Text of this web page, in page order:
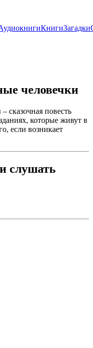
КнигиЗагадки
человечки
сказочная повесть
которые живут в
если возникает
слушать